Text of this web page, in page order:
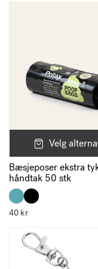
E-post*
gang jeg kommenterer.
Velg
Bæsjeposer ekstra
håndtak 50 stk
40 kr